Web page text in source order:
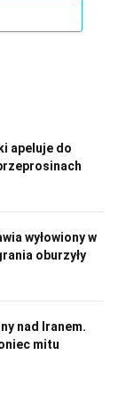
apeluje do
wyłowiony w
oburzyły
nad Iranem.
mitu